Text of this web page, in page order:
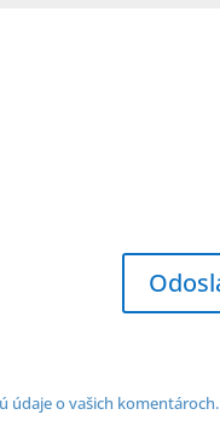
údaje o vašich komentároch.